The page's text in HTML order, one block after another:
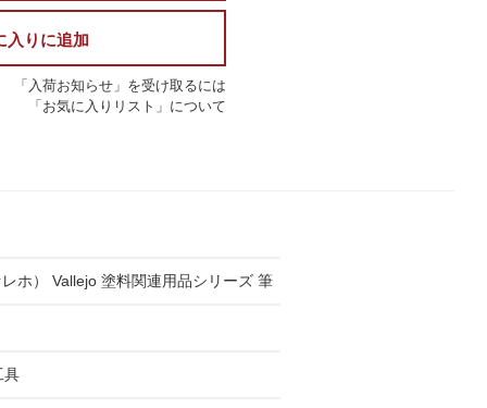
入りに追加
「入荷お知らせ」を受け取るには
「お気に入りリスト」について
ホ） Vallejo 塗料関連用品シリーズ 筆
具